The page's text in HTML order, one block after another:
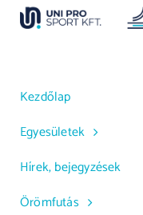
Kezdőlap
Egyesületek
Hírek, bejegyzések
Örömfutás